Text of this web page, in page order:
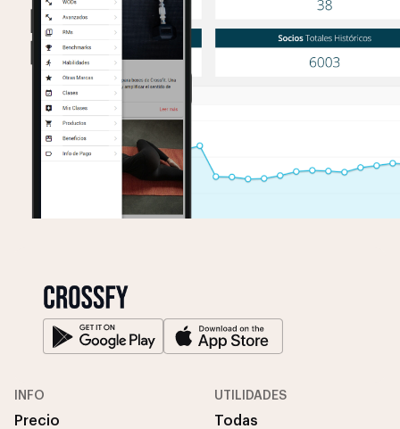
INFO
Precio
UTILIDADES
Todas